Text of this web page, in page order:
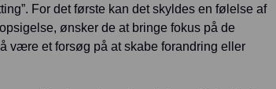
For det første kan det skyldes en følelse af
ønsker de at bringe fokus på de
være et forsøg på at skabe forandring eller